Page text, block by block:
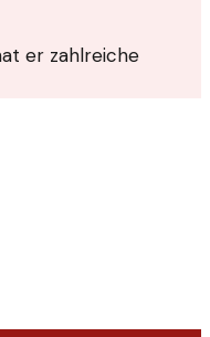
er zahlreiche